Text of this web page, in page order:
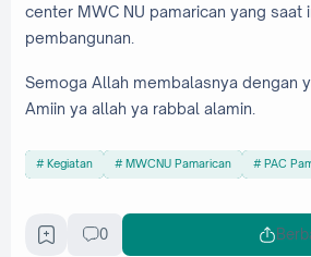
center MWC NU pamarican yang saat
pembangunan.
Semoga Allah membalasnya dengan
Amiin ya allah ya rabbal alamin.
Kegiatan MWCNU Pamarican PAC
0